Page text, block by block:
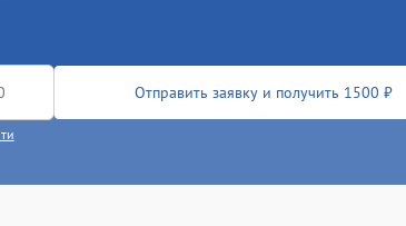
Отправить заявку и получить 1500 ₽